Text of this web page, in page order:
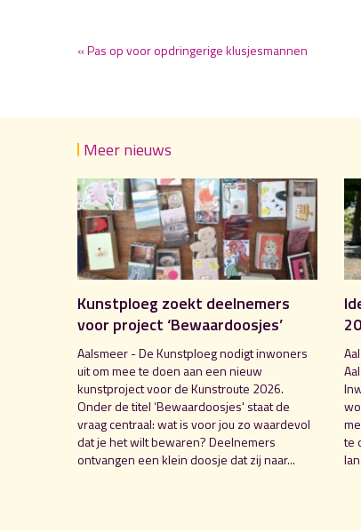
« Pas op voor opdringerige klusjesmannen
Meer nieuws
Kunstploeg zoekt deelnemers
voor project ‘Bewaardoosjes’
Aalsmeer - De Kunstploeg nodigt inwoners
uit om mee te doen aan een nieuw
kunstproject voor de Kunstroute 2026.
Onder de titel ‘Bewaardoosjes' staat de
vraag centraal: wat is voor jou zo waardevol
dat je het wilt bewaren? Deelnemers
ontvangen een klein doosje dat zij naar...
te